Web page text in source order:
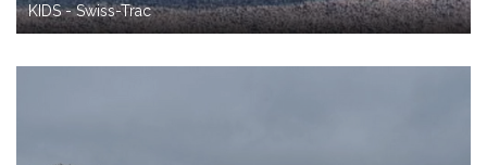
KIDS - Swiss-Trac